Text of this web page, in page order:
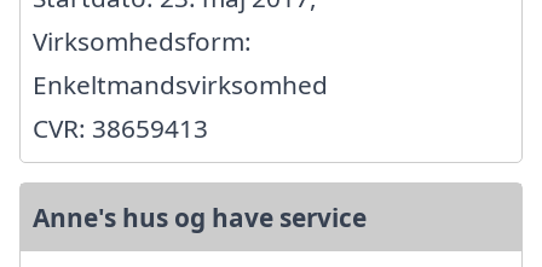
Virksomhedsform:
Enkeltmandsvirksomhed
CVR: 38659413
Anne's hus og have service